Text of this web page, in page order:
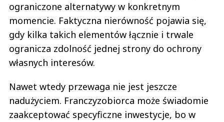
ograniczone alternatywy w konkretnym
momencie. Faktyczna nierówność pojawia się,
gdy kilka takich elementów łącznie i trwale
ogranicza zdolność jednej strony do ochrony
własnych interesów.
Nawet wtedy przewaga nie jest jeszcze
nadużyciem. Franczyzobiorca może świadomie
zaakceptować specyficzne inwestycje, bo w